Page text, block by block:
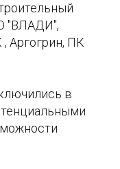
"ВЛАДИ",
Аргогрин, ПК
в